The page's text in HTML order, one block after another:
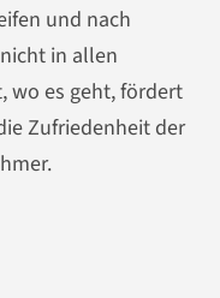
und nach
in allen
wo es geht, fördert
Zufriedenheit der